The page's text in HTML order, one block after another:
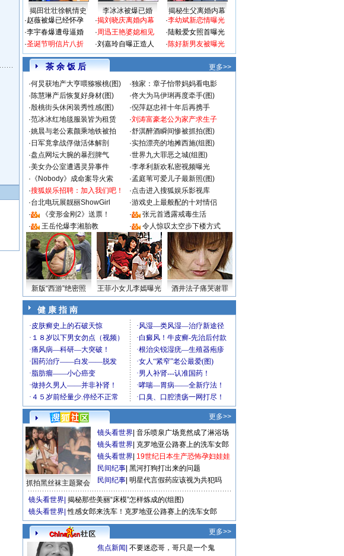
揭田壮壮徐帆情史 李冰冰被爆已婚
揭秘生父离婚内幕
·赵薇被爆已经怀孕
·李宇春爆遭母逼婚
·圣诞节明信片八折
·揭刘晓庆离婚内幕
·周迅王艳婆媳相见
·刘嘉玲自曝正造人
·李幼斌新恋情曝光
·陆毅爱女照首曝光
·陈好新男友被曝光
茶 余 饭 后
更多>>
·何炅获地产大亨喂猕猴桃(图) ·独家：章子怡带妈妈看电影
·陈慧琳产后恢复好身材(图) ·佟大为马伊琍再度牵手(图)
·殷桃街头休闲装秀性感(图) ·倪萍赵忠祥十年后再携手
·范冰冰红地毯服装皆为租赁 ·刘涛富豪老公为家产求生子
·姚晨与老公素颜乘地铁被拍 ·舒淇醉酒瞬间惨被抓拍(图)
· 日军竟拿战俘做活体解剖 ·实拍漂亮的地摊西施(组图)
·盘点网坛大腕的暴烈脾气 ·世界九大罪恶之城(组图)
·美女办公室遭遇灵异事件 ·李孝利新欢私密视频曝光
· 《Nobody》成命案导火索 ·孟庭苇可爱儿子最新照(图)
·搜狐娱乐招聘：加入我们吧！ ·点击进入搜狐娱乐影视库
·台北电玩展靓丽ShowGirl ·游戏史上最般配的十对情侣
·
《变形金刚2》送票！ ·
张元首透露戒毒生活
·
王岳伦爆李湘胎教 · 令人惊叹太空步下楼方式
新版“西游”绝密照 王菲小女儿李嫣曝光 酒井法子痛哭谢罪
健 康 指 南
更多>>
抓拍黑丝袜主题聚会
镜头看世界 音乐喷泉广场竟然成了淋浴场
镜头看世界 克罗地亚公路赛上的洗车女郎
镜头看世界 19世纪日本生产恐怖孕妇娃娃
民间纪事 黑河打狗打出来的问题
民间纪事 明星代言假药应该视为共犯吗
镜头看世界 揭秘那些美丽“床模”怎样炼成的(组图)
镜头看世界 性感女郎来洗车！克罗地亚公路赛上的洗车女郎
更多>>
焦点新闻 不要迷恋哥，哥只是一个鬼